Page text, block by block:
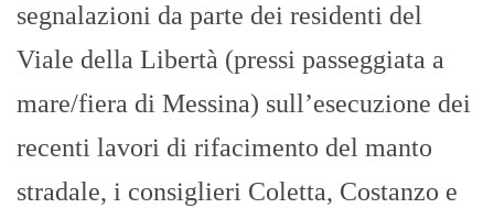
segnalazioni da parte dei residenti del
Viale della Libertà (pressi passeggiata a
mare/fiera di Messina) sull’esecuzione dei
recenti lavori di rifacimento del manto
stradale, i consiglieri Coletta, Costanzo e